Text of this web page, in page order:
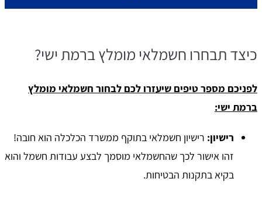
כיצד תבחרו חשמלאי מומלץ ברמת ישי?
לפניכם מספר טיפים שיעזרו לכם לבחור חשמלאי מומלץ
ברמת ישי:
רישיון: רישיון חשמלאי בתוקף ממשרד הכלכלה הוא חובה!
זהו אישור לכך שהחשמלאי מוסמך לבצע עבודות חשמל והוא
בקיא בתקנות הבטיחות.